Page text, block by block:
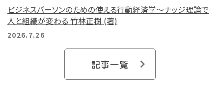
ビジネスパーソンのための使える行動経済学～ナッジ理論で
人と組織が変わる 竹林正樹 (著)
2026.7.26
記事一覧